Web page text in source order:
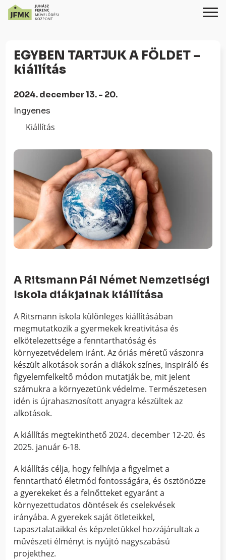
Content
navigációhoz
EGYBEN TARTJUK A FÖLDET –
kiállítás
2024. december 13. - 20.
Ingyenes
Kiállítás
A Ritsmann Pál Német Nemzetiségi
Iskola diákjainak kiállítása
A Ritsmann iskola különleges kiállításában
megmutatkozik a gyermekek kreativitása és
elkötelezettsége a fenntarthatóság és
környezetvédelem iránt. Az óriás méretű vászonra
készült alkotások során a diákok színes, inspiráló és
figyelemfelkeltő módon mutatják be, mit jelent
számukra a környezetünk védelme. Természetesen
idén is újrahasznosított anyagra készültek az
alkotások.
A kiállítás megtekinthető 2024. december 12-20. és
2025. január 6-18.
A kiállítás célja, hogy felhívja a figyelmet a
fenntartható életmód fontosságára, és ösztönözze
a gyerekeket és a felnőtteket egyaránt a
környezettudatos döntések és cselekvések
irányába. A gyerekek saját ötleteikkel,
tapasztalataikkal és képzeletükkel hozzájárultak a
művészeti élményt is nyújtó nagyszabású
projekthez.